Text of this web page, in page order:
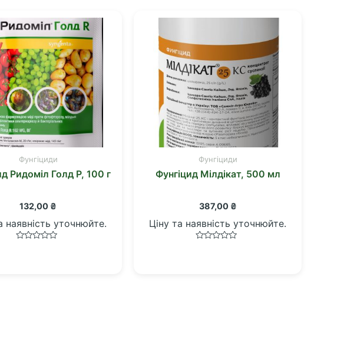
Фунгіциди
Ридоміл Голд Р, 100 г
132,00 ₴
наявність уточнюйте.
Фунгіциди
Фунгіцид Мілдікат, 500 мл
387,00 ₴
Ціну та наявність уточнюйте.